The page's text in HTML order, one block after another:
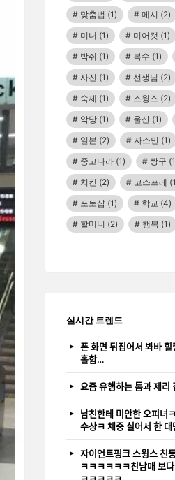
맞춤법 (1) 메시 (2)
미녀 (1) 미어캣 (1)
박쥐 (1) 복수 (1)
사진 (1) 선생님 (2)
숙제 (1) 스윙스 (2)
악당 (1) 울산 (1)
일본 (2) 자스민 (1)
중고나라 (1) 짱구
치킨 (2) 코스프레
포토샵 (1) 학교 (4)
할머니 (2) 행복 (1)
실시간 트렌드
폰 화면 뒤집어서 봐바
홀함…
요즘 유행하는 톰과
남친한테 미안한
수상ㅋ 체중 실어서 한
자이언트핑크 스윙스
ㅋㅋㅋㅋㅋㅋ친남매 보다